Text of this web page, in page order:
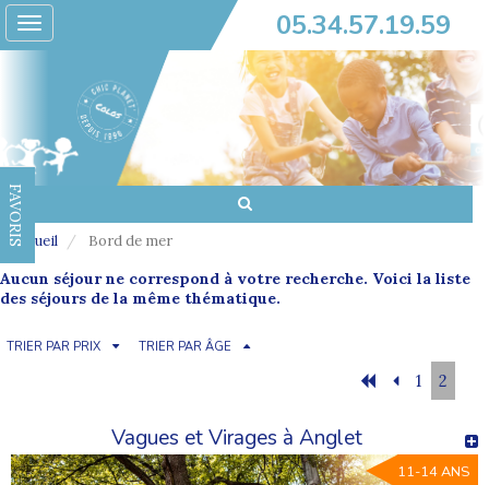
Toggle
navigation
05.34.57.19.59
FAVORIS
Accueil Bord de mer
Aucun séjour ne correspond à votre recherche. Voici la liste
des séjours de la même thématique.
TRIER PAR PRIX TRIER PAR ÂGE
1 2
Vagues et Virages à Anglet
11-14 ANS